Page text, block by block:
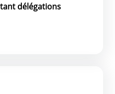
délégations